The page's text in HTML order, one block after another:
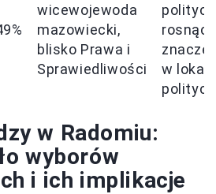
wicewojewoda
mazowiecki,
blisko Prawa i
Sprawiedliwości
w
polityce
w Radomiu:
wyborów
i ich implikacje